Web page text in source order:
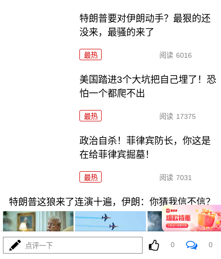
特朗普要对伊朗动手？最狠的还
没来，最骚的来了
最热 阅读 6016
美国踏进3个大坑把自己埋了！恐
怕一个都爬不出
最热 阅读 17375
政治自杀！菲律宾防长，你这是
在给菲律宾掘墓！
最热 阅读 7031
特朗普这狼来了连演十遍，伊朗：你猜我信不信？
点评一下 0 0